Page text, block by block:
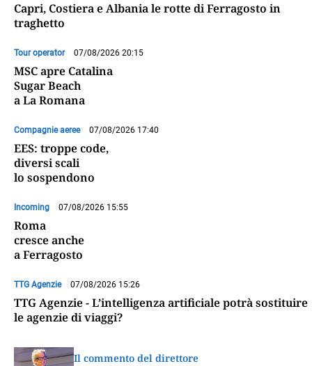
Capri, Costiera e Albania le rotte di Ferragosto in
traghetto
Tour operator 07/08/2026 20:15
MSC apre Catalina
Sugar Beach
a La Romana
Compagnie aeree 07/08/2026 17:40
EES: troppe code,
diversi scali
lo sospendono
Incoming 07/08/2026 15:55
Roma
cresce anche
a Ferragosto
TTG Agenzie 07/08/2026 15:26
TTG Agenzie - L’intelligenza artificiale potrà sostituire
le agenzie di viaggi?
Il commento del direttore